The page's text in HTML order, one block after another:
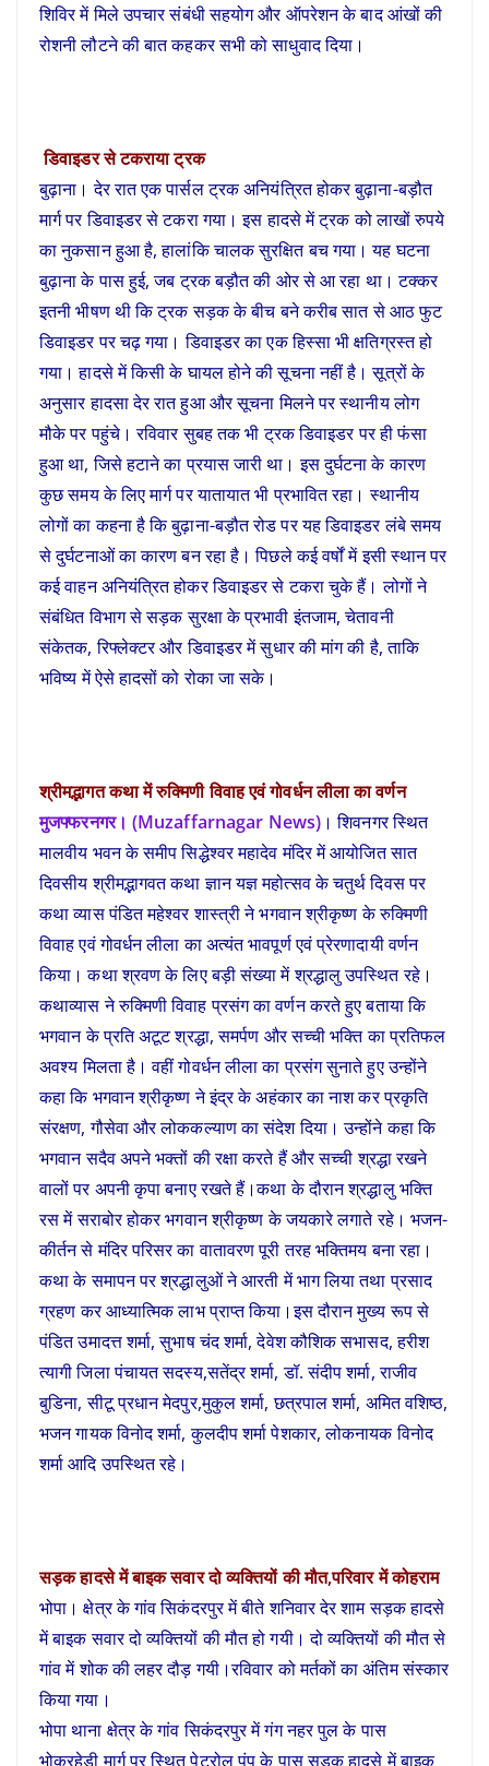
शिविर में मिले उपचार संबंधी सहयोग और ऑपरेशन के बाद आंखों की
रोशनी लौटने की बात कहकर सभी को साधुवाद दिया।
डिवाइडर से टकराया ट्रक
बुढ़ाना। देर रात एक पार्सल ट्रक अनियंत्रित होकर बुढ़ाना-बड़ौत
मार्ग पर डिवाइडर से टकरा गया। इस हादसे में ट्रक को लाखों रुपये
का नुकसान हुआ है, हालांकि चालक सुरक्षित बच गया। यह घटना
बुढ़ाना के पास हुई, जब ट्रक बड़ौत की ओर से आ रहा था। टक्कर
इतनी भीषण थी कि ट्रक सड़क के बीच बने करीब सात से आठ फुट
डिवाइडर पर चढ़ गया। डिवाइडर का एक हिस्सा भी क्षतिग्रस्त हो
गया। हादसे में किसी के घायल होने की सूचना नहीं है। सूत्रों के
अनुसार हादसा देर रात हुआ और सूचना मिलने पर स्थानीय लोग
मौके पर पहुंचे। रविवार सुबह तक भी ट्रक डिवाइडर पर ही फंसा
हुआ था, जिसे हटाने का प्रयास जारी था। इस दुर्घटना के कारण
कुछ समय के लिए मार्ग पर यातायात भी प्रभावित रहा। स्थानीय
लोगों का कहना है कि बुढ़ाना-बड़ौत रोड पर यह डिवाइडर लंबे समय
से दुर्घटनाओं का कारण बन रहा है। पिछले कई वर्षों में इसी स्थान पर
कई वाहन अनियंत्रित होकर डिवाइडर से टकरा चुके हैं। लोगों ने
संबंधित विभाग से सड़क सुरक्षा के प्रभावी इंतजाम, चेतावनी
संकेतक, रिफ्लेक्टर और डिवाइडर में सुधार की मांग की है, ताकि
भविष्य में ऐसे हादसों को रोका जा सके।
श्रीमद्भागत कथा में रुक्मिणी विवाह एवं गोवर्धन लीला का वर्णन
मुजफ्फरनगर। (Muzaffarnagar News) । शिवनगर स्थित
मालवीय भवन के समीप सिद्धेश्वर महादेव मंदिर में आयोजित सात
दिवसीय श्रीमद्भागवत कथा ज्ञान यज्ञ महोत्सव के चतुर्थ दिवस पर
कथा व्यास पंडित महेश्वर शास्त्री ने भगवान श्रीकृष्ण के रुक्मिणी
विवाह एवं गोवर्धन लीला का अत्यंत भावपूर्ण एवं प्रेरणादायी वर्णन
किया। कथा श्रवण के लिए बड़ी संख्या में श्रद्धालु उपस्थित रहे।
कथाव्यास ने रुक्मिणी विवाह प्रसंग का वर्णन करते हुए बताया कि
भगवान के प्रति अटूट श्रद्धा, समर्पण और सच्ची भक्ति का प्रतिफल
अवश्य मिलता है। वहीं गोवर्धन लीला का प्रसंग सुनाते हुए उन्होंने
कहा कि भगवान श्रीकृष्ण ने इंद्र के अहंकार का नाश कर प्रकृति
संरक्षण, गौसेवा और लोककल्याण का संदेश दिया। उन्होंने कहा कि
भगवान सदैव अपने भक्तों की रक्षा करते हैं और सच्ची श्रद्धा रखने
वालों पर अपनी कृपा बनाए रखते हैं।कथा के दौरान श्रद्धालु भक्ति
रस में सराबोर होकर भगवान श्रीकृष्ण के जयकारे लगाते रहे। भजन-
कीर्तन से मंदिर परिसर का वातावरण पूरी तरह भक्तिमय बना रहा।
कथा के समापन पर श्रद्धालुओं ने आरती में भाग लिया तथा प्रसाद
ग्रहण कर आध्यात्मिक लाभ प्राप्त किया।इस दौरान मुख्य रूप से
पंडित उमादत्त शर्मा, सुभाष चंद शर्मा, देवेश कौशिक सभासद, हरीश
त्यागी जिला पंचायत सदस्य,सतेंद्र शर्मा, डॉ. संदीप शर्मा, राजीव
बुडिना, सीटू प्रधान मेदपुर,मुकुल शर्मा, छत्रपाल शर्मा, अमित वशिष्ठ,
भजन गायक विनोद शर्मा, कुलदीप शर्मा पेशकार, लोकनायक विनोद
शर्मा आदि उपस्थित रहे।
सड़क हादसे में बाइक सवार दो व्यक्तियों की मौत,परिवार में कोहराम
भोपा। क्षेत्र के गांव सिकंदरपुर में बीते शनिवार देर शाम सड़क हादसे
में बाइक सवार दो व्यक्तियों की मौत हो गयी। दो व्यक्तियों की मौत से
गांव में शोक की लहर दौड़ गयी।रविवार को मर्तकों का अंतिम संस्कार
किया गया।
भोपा थाना क्षेत्र के गांव सिकंदरपुर में गंग नहर पुल के पास
भोकरहेड़ी मार्ग पर स्थित पेट्रोल पंप के पास सड़क हादसे में बाइक